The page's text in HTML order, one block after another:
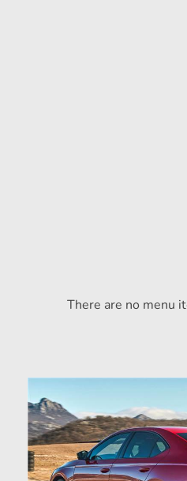
There are no menu